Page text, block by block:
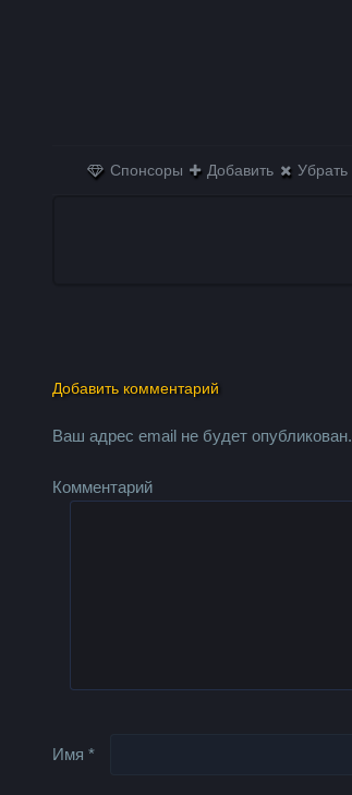
Спонсоры Добавить Убрать
Добавить комментарий
Ваш адрес email не будет опубликован.
Комментарий
Имя*